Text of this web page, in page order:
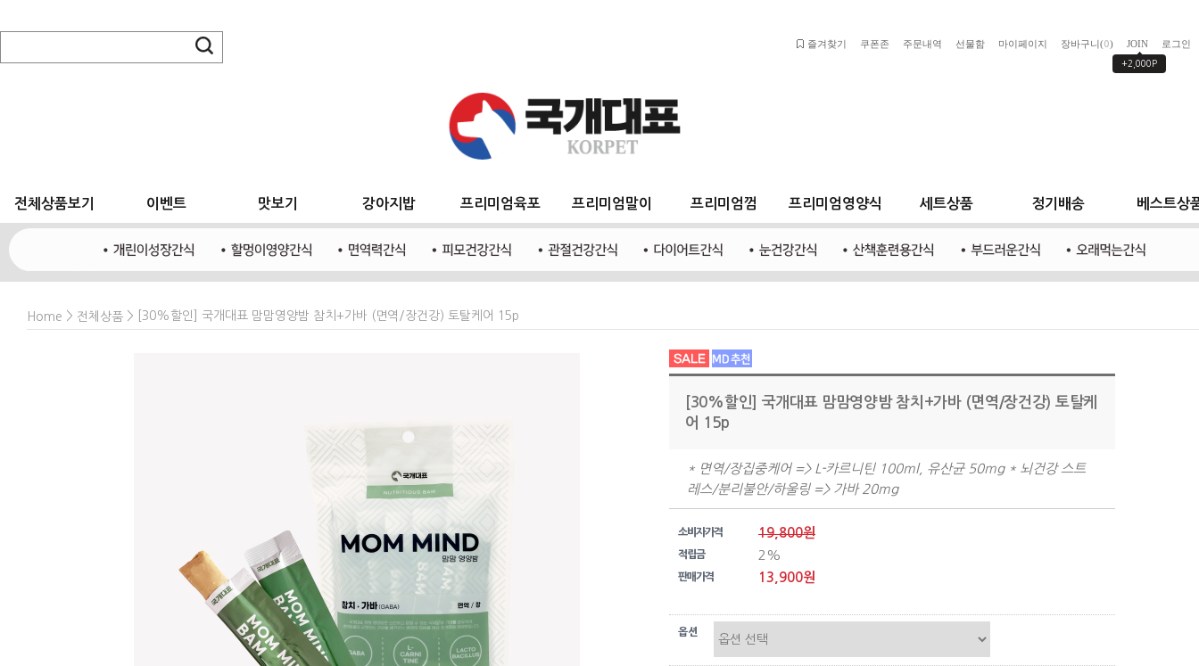
로그인
JOIN
+2,000P
장바구니(0)
마이페이지
선물함
주문내역
쿠폰존
즐겨찾기
전체상품보기 이벤트 맛보기 강아지밥 프리미엄육포 프리미엄말이 프리미엄껌 프리미엄영양식 세트상품 정기배송 베스트상
Home > 전체상품 > [30%할인] 국개대표 맘맘영양밤 참치+가바 (면역/장건강) 토탈케어 15p
[30%할인] 국개대표 맘맘영양밤 참치+가바 (면역/장건강) 토탈케
어 15p
* 면역/장집중케어 => L-카르니틴 100ml, 유산균 50mg * 뇌건강 스트
레스/분리불안/하울링 => 가바 20mg
소비자가격 19,800원
적립금 2%
판매가격 13,900원
옵션